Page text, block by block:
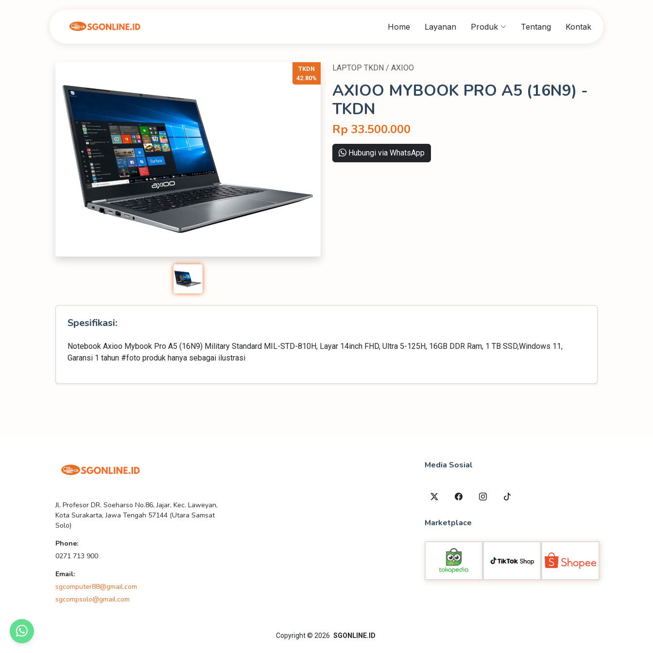
Home Layanan Produk Tentang Kontak
TKDN
42.80%
LAPTOP TKDN / AXIOO
AXIOO MYBOOK PRO A5 (16N9) -
TKDN
Rp 33.500.000
Hubungi via WhatsApp
Spesifikasi:
Notebook Axioo Mybook Pro A5 (16N9) Military Standard MIL-STD-810H, Layar 14inch FHD, Ultra 5-125H, 16GB DDR Ram, 1 TB SSD,Windows 11,
Garansi 1 tahun #foto produk hanya sebagai ilustrasi
Jl. Profesor DR. Soeharso No.86, Jajar, Kec. Laweyan,
Kota Surakarta, Jawa Tengah 57144 (Utara Samsat
Solo)
Phone:
0271 713 900
Email:
sgcomputer88@gmail.com
sgcompsolo@gmail.com
Media Sosial
Marketplace
Copyright© 2026 SGONLINE.ID